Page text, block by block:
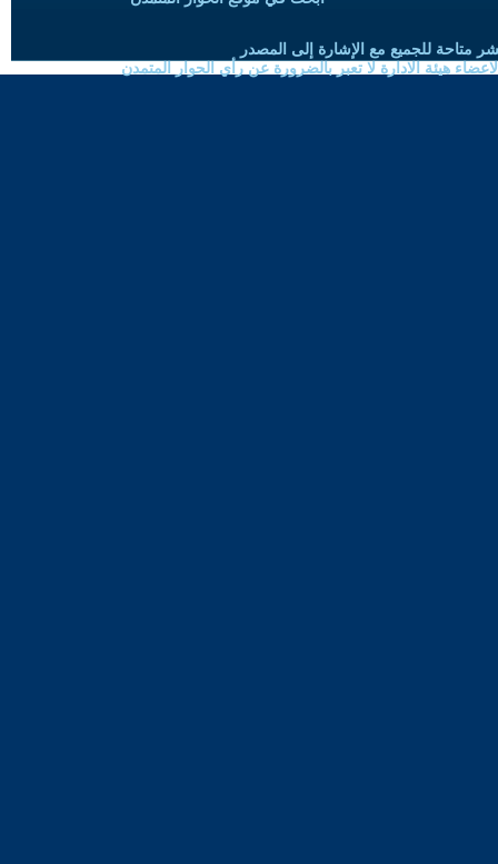
متاحة للجميع مع الإشارة إلى المصدر
هيئة الادارة لا تعبر بالضرورة عن رأي الحوار المتمدن